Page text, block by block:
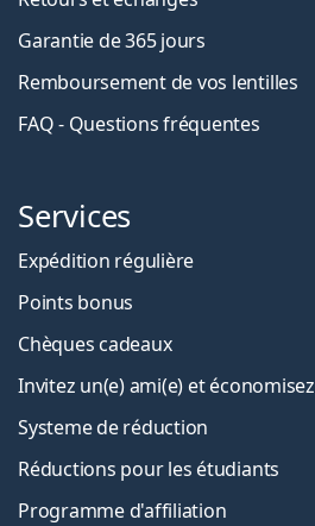
Garantie de 365 jours
Remboursement de vos lentilles
FAQ - Questions fréquentes
Services
Expédition régulière
Points bonus
Chèques cadeaux
Invitez un(e) ami(e) et économisez
Systeme de réduction
Réductions pour les étudiants
Programme d'affiliation